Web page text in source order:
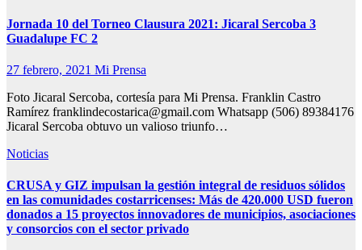
Jornada 10 del Torneo Clausura 2021: Jicaral Sercoba 3
Guadalupe FC 2
27 febrero, 2021 Mi Prensa
Foto Jicaral Sercoba, cortesía para Mi Prensa. Franklin Castro
Ramírez franklindecostarica@gmail.com Whatsapp (506) 89384176
Jicaral Sercoba obtuvo un valioso triunfo…
Noticias
CRUSA y GIZ impulsan la gestión integral de residuos sólidos
en las comunidades costarricenses: Más de 420.000 USD fueron
donados a 15 proyectos innovadores de municipios, asociaciones
y consorcios con el sector privado